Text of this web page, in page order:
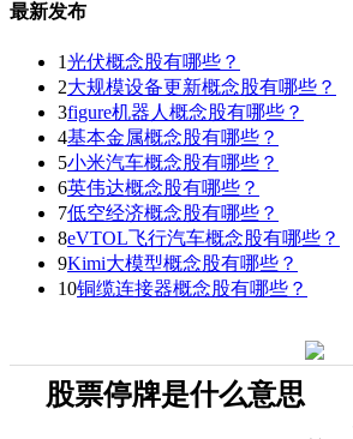
最新发布
1光伏概念股有哪些？
2大规模设备更新概念股有哪些？
3figure机器人概念股有哪些？
4基本金属概念股有哪些？
5小米汽车概念股有哪些？
6英伟达概念股有哪些？
7低空经济概念股有哪些？
8eVTOL飞行汽车概念股有哪些？
9Kimi大模型概念股有哪些？
10铜缆连接器概念股有哪些？
股票停牌是什么意思